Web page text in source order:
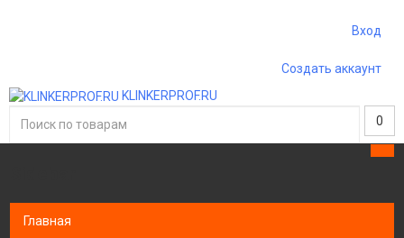
Вход
Создать аккаунт
KLINKERPROF.RU
0
Главная